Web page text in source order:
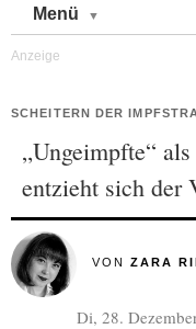
Menü
SCHEITERN DER
„Ungeimpfte“
entzieht sich der
VON ZARA
Di, 28.